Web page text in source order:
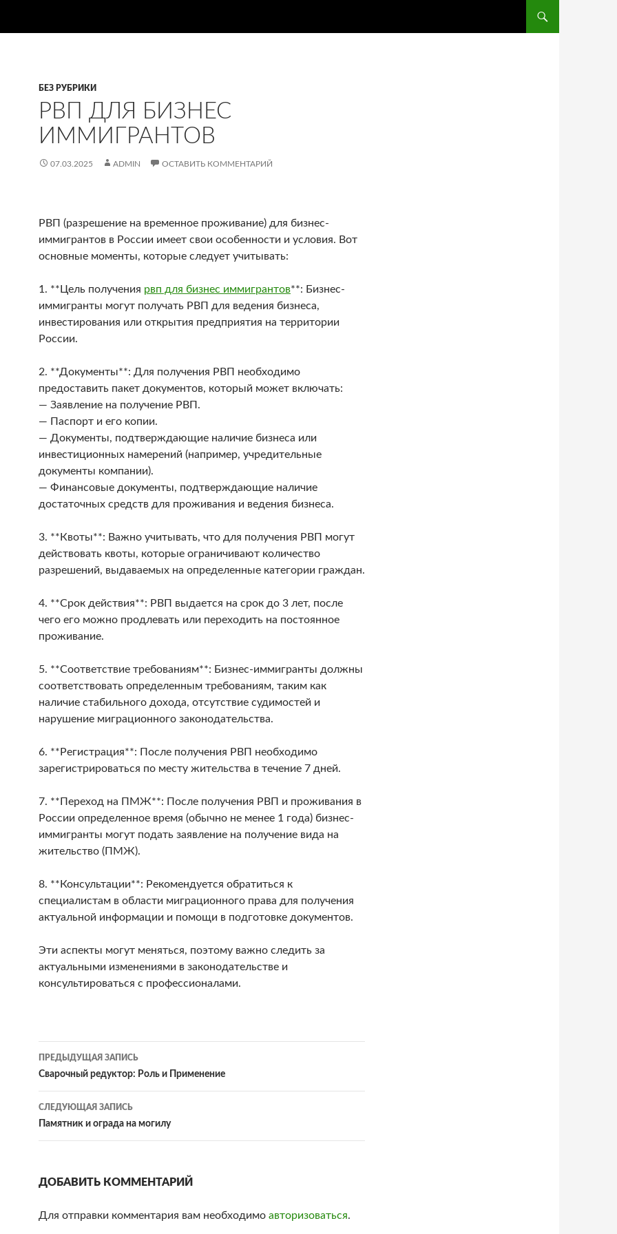
БЕЗ РУБРИКИ
РВП ДЛЯ БИЗНЕС
ИММИГРАНТОВ
07.03.2025 ADMIN ОСТАВИТЬ КОММЕНТАРИЙ
РВП (разрешение на временное проживание) для бизнес-
иммигрантов в России имеет свои особенности и условия. Вот
основные моменты, которые следует учитывать:
1. **Цель получения рвп для бизнес иммигрантов**: Бизнес-
иммигранты могут получать РВП для ведения бизнеса,
инвестирования или открытия предприятия на территории
России.
2. **Документы**: Для получения РВП необходимо
предоставить пакет документов, который может включать:
— Заявление на получение РВП.
— Паспорт и его копии.
— Документы, подтверждающие наличие бизнеса или
инвестиционных намерений (например, учредительные
документы компании).
— Финансовые документы, подтверждающие наличие
достаточных средств для проживания и ведения бизнеса.
3. **Квоты**: Важно учитывать, что для получения РВП могут
действовать квоты, которые ограничивают количество
разрешений, выдаваемых на определенные категории граждан.
4. **Срок действия**: РВП выдается на срок до 3 лет, после
чего его можно продлевать или переходить на постоянное
проживание.
5. **Соответствие требованиям**: Бизнес-иммигранты должны
соответствовать определенным требованиям, таким как
наличие стабильного дохода, отсутствие судимостей и
нарушение миграционного законодательства.
6. **Регистрация**: После получения РВП необходимо
зарегистрироваться по месту жительства в течение 7 дней.
7. **Переход на ПМЖ**: После получения РВП и проживания в
России определенное время (обычно не менее 1 года) бизнес-
иммигранты могут подать заявление на получение вида на
жительство (ПМЖ).
8. **Консультации**: Рекомендуется обратиться к
специалистам в области миграционного права для получения
актуальной информации и помощи в подготовке документов.
Эти аспекты могут меняться, поэтому важно следить за
актуальными изменениями в законодательстве и
консультироваться с профессионалами.
Навигация
по
записям
ПРЕДЫДУЩАЯ ЗАПИСЬ
Сварочный редуктор: Роль и Применение
СЛЕДУЮЩАЯ ЗАПИСЬ
Памятник и ограда на могилу
ДОБАВИТЬ КОММЕНТАРИЙ
Для отправки комментария вам необходимо авторизоваться.